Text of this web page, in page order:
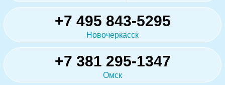
+7 495 843-5295
Новочеркасск
+7 381 295-1347
Омск